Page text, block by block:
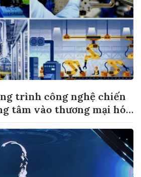
trình công nghệ chiến
tâm vào thương mại hóa